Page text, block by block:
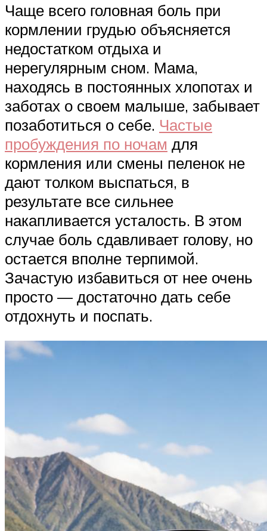
Чаще всего головная боль при
кормлении грудью объясняется
недостатком отдыха и
нерегулярным сном. Мама,
находясь в постоянных хлопотах и
заботах о своем малыше, забывает
позаботиться о себе. Частые
пробуждения по ночам для
кормления или смены пеленок не
дают толком выспаться, в
результате все сильнее
накапливается усталость. В этом
случае боль сдавливает голову, но
остается вполне терпимой.
Зачастую избавиться от нее очень
просто — достаточно дать себе
отдохнуть и поспать.